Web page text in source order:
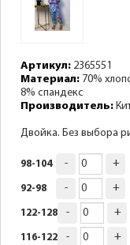
Артикул: 2365551
Материал: 70%
8% спандекс
Производитель:
Двойка. Без выбора
98-104 - +
92-98 - +
122-128 - +
116-122 - +